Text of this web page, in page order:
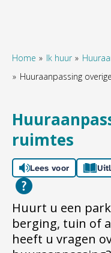
Home Ik huur
Huuraanpassing
ruimtes
Lees voor
Huurt u een
berging, tuin of
heeft u vragen